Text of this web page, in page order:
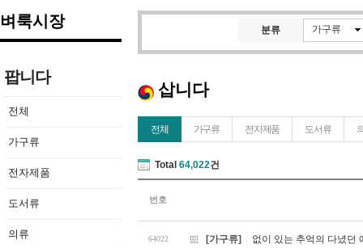
벼룩시장
팝니다
전체
가구류
전자제품
도서류
의류
분류 가구류
삽니다
전체 가구류 전자제품 도서류
Total 64,022건
번호
64022 [가구류] 없이 있는 추억의 다녔던